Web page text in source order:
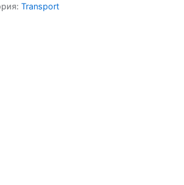
Transport